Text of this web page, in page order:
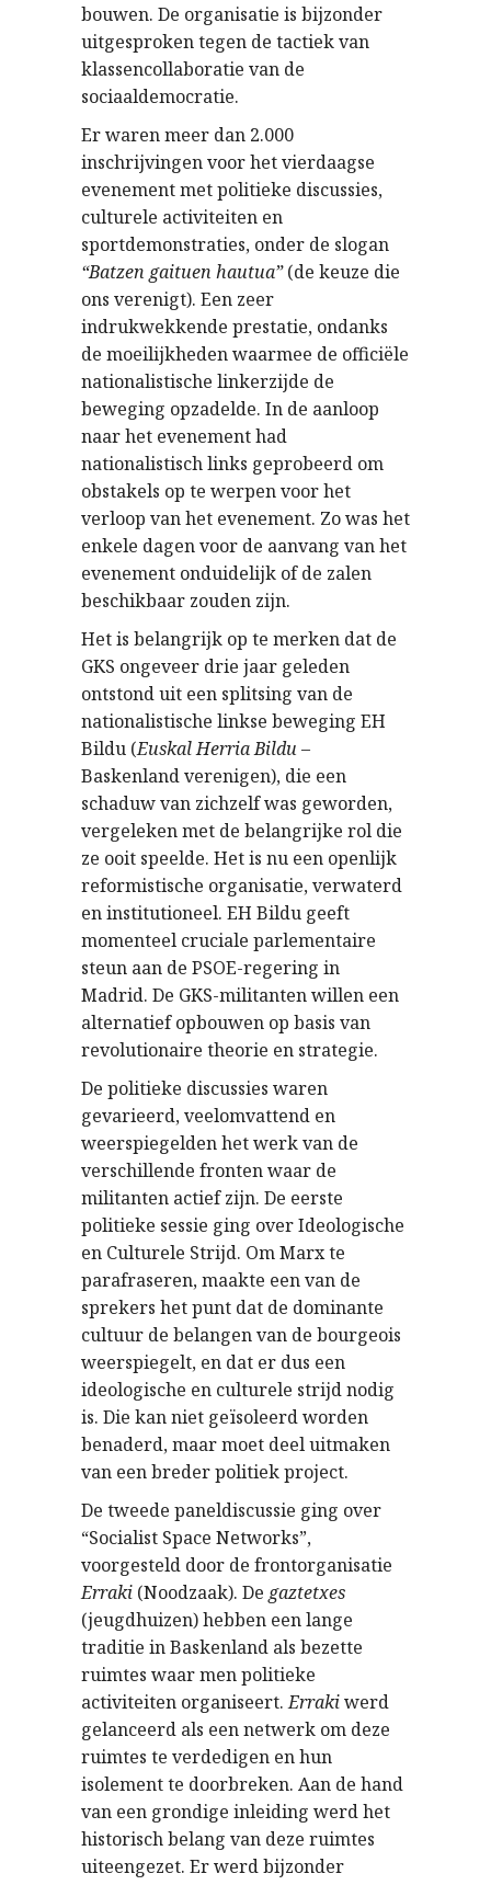
bouwen. De organisatie is bijzonder
uitgesproken tegen de tactiek van
klassencollaboratie van de
sociaaldemocratie.
Er waren meer dan 2.000
inschrijvingen voor het vierdaagse
evenement met politieke discussies,
culturele activiteiten en
sportdemonstraties, onder de slogan
“Batzen gaituen hautua”(de keuze die
ons verenigt). Een zeer
indrukwekkende prestatie, ondanks
de moeilijkheden waarmee de officiële
nationalistische linkerzijde de
beweging opzadelde. In de aanloop
naar het evenement had
nationalistisch links geprobeerd om
obstakels op te werpen voor het
verloop van het evenement. Zo was het
enkele dagen voor de aanvang van het
evenement onduidelijk of de zalen
beschikbaar zouden zijn.
Het is belangrijk op te merken dat de
GKS ongeveer drie jaar geleden
ontstond uit een splitsing van de
nationalistische linkse beweging EH
Bildu (Euskal Herria Bildu –
Baskenland verenigen), die een
schaduw van zichzelf was geworden,
vergeleken met de belangrijke rol die
ze ooit speelde. Het is nu een openlijk
reformistische organisatie, verwaterd
en institutioneel. EH Bildu geeft
momenteel cruciale parlementaire
steun aan de PSOE-regering in
Madrid. De GKS-militanten willen een
alternatief opbouwen op basis van
revolutionaire theorie en strategie.
De politieke discussies waren
gevarieerd, veelomvattend en
weerspiegelden het werk van de
verschillende fronten waar de
militanten actief zijn. De eerste
politieke sessie ging over Ideologische
en Culturele Strijd. Om Marx te
parafraseren, maakte een van de
sprekers het punt dat de dominante
cultuur de belangen van de bourgeois
weerspiegelt, en dat er dus een
ideologische en culturele strijd nodig
is. Die kan niet geïsoleerd worden
benaderd, maar moet deel uitmaken
van een breder politiek project.
De tweede paneldiscussie ging over
“Socialist Space Networks”,
voorgesteld door de frontorganisatie
Erraki (Noodzaak). De gaztetxes
(jeugdhuizen) hebben een lange
traditie in Baskenland als bezette
ruimtes waar men politieke
activiteiten organiseert.Errakiwerd
gelanceerd als een netwerk om deze
ruimtes te verdedigen en hun
isolement te doorbreken. Aan de hand
van een grondige inleiding werd het
historisch belang van deze ruimtes
uiteengezet. Er werd bijzonder